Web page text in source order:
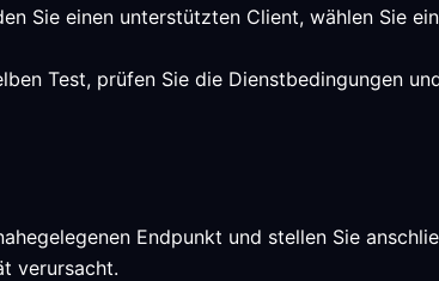
Sie einen unterstützten Client, wählen Sie
Test, prüfen Sie die Dienstbedingungen
Endpunkt und stellen Sie
verursacht.